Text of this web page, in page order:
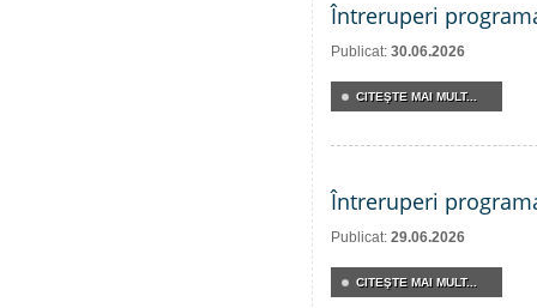
Întreruperi
Publicat: 30.06.2026
CITEŞTE MAI MULT...
Întreruperi
Publicat: 29.06.2026
CITEŞTE MAI MULT...